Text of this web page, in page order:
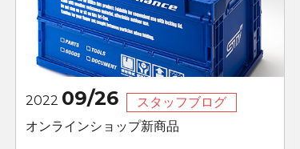
2022 09/26
スタッフブログ
オンラインショップ新商品